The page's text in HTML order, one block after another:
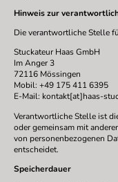
Hinweis zur
Die verantwortliche Stelle
Stuckateur Haas GmbH
Im Anger 3
72116 Mössingen
Mobil: +49 175 411 6395
E-Mail: kontakt[at]haas-
Verantwortliche Stelle ist
oder gemeinsam mit
von personenbezogenen
entscheidet.
Speicherdauer